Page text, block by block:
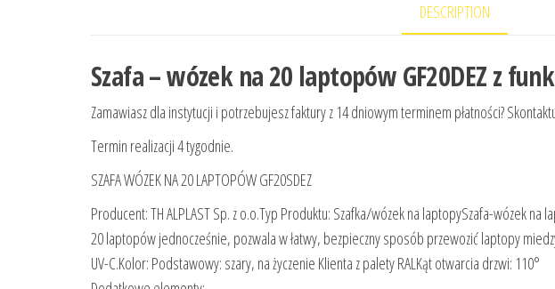
DESCRIPTION
Szafa – wózek na 20 laptopów GF20DEZ z
Zamawiasz dla instytucji i potrzebujesz faktury z 14 dniowym terminem płatności?
Termin realizacji 4 tygodnie.
SZAFA WÓZEK NA 20 LAPTOPÓW GF20SDEZ
Producent: TH ALPLAST Sp. z o.o.Typ Produktu: Szafka/wózek na laptopySzafa-wózek na
20 laptopów jednocześnie, pozwala w łatwy, bezpieczny sposób przewozić laptopy
UV-C.Kolor: Podstawowy: szary, na życzenie Klienta z palety RALKąt otwarcia drzwi: 110°